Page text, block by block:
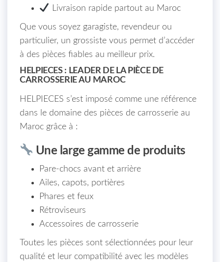
Livraison rapide partout au Maroc
Que vous soyez garagiste, revendeur ou
particulier, un grossiste vous permet d’accéder
à des pièces fiables au meilleur prix.
HELPIECES : LEADER DE LA PIÈCE DE
CARROSSERIE AU MAROC
HELPIECES s’est imposé comme une référence
dans le domaine des pièces de carrosserie au
Maroc grâce à :
Une large gamme de produits
Pare-chocs avant et arrière
Ailes, capots, portières
Phares et feux
Rétroviseurs
Accessoires de carrosserie
Toutes les pièces sont sélectionnées pour leur
qualité et leur compatibilité avec les modèles